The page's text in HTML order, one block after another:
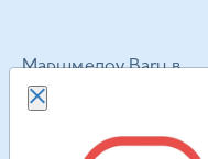
Маршмелоу Baru в
молочному шоколаді
Кранчі Фундук 30 г
грн